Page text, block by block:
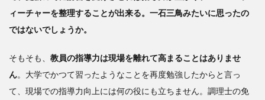
ィーチャーを整理することが出来る。一石三鳥みたいに思ったの
ではないでしょうか。
そもそも、 教員の指導力は現場を離れて高まることはありませ
ん。大学でかつて習ったようなことを再度勉強したからと言っ
て、現場での指導力向上には何の役にも立ちません。調理士の免